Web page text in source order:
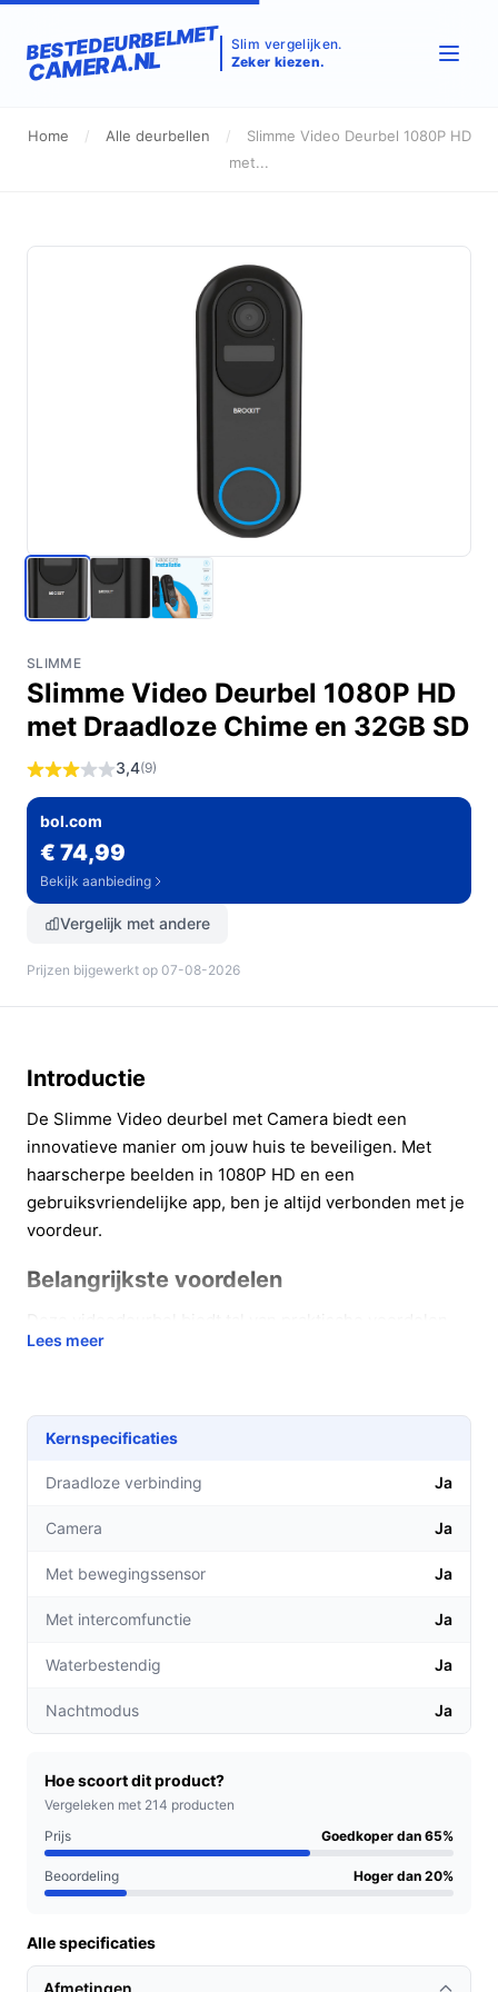
BESTEDEURBELMET
CAMERA.NL
Slim vergelijken.
Zeker kiezen.
Home / Alle deurbellen /
Slimme Video Deurbel 1080P HD
met...
SLIMME
Slimme Video Deurbel 1080P HD
met Draadloze Chime en 32GB SD
3,4(9)
bol.com
€ 74,99
Bekijk aanbieding
Vergelijk met andere
Prijzen bijgewerkt op 07-08-2026
Introductie
De Slimme Video deurbel met Camera biedt een
innovatieve manier om jouw huis te beveiligen. Met
haarscherpe beelden in 1080P HD en een
gebruiksvriendelijke app, ben je altijd verbonden met je
voordeur.
Belangrijkste voordelen
waarmee je jouw veiligheid en gemak kunt vergroten:
HD camera zie je iedere bezoeker duidelijk,
ongeacht het tijdstip van de dag.
**Directe meldingen op je smartphone**: Ontvang
beweging wordt gedetecteerd, waardoor je altijd
**Tweeweg-audio**: Communiceer eenvoudig
met bezoekers, zelfs als je niet thuis bent, zodat je
Deze slimme deurbel is ideaal voor gezinnen, drukke
beveiliging willen. Het biedt gemak voor diegenen die
vaak onderweg zijn, maar toch hun huis willen bewaken.
Praktische voordelen t.o.v. alternatieven
Wat maakt deze videodeurbel beter dan andere opties
**Draadloze verbinding**: Geen gedoe met kabels;
Lees meer
Kernspecificaties
Draadloze verbinding Ja
Camera Ja
Met bewegingssensor Ja
Met intercomfunctie Ja
Waterbestendig Ja
Nachtmodus Ja
Hoe scoort dit product?
Vergeleken met 214 producten
Prijs
Goedkoper dan 65%
Beoordeling Hoger dan 20%
Alle specificaties
Afmetingen